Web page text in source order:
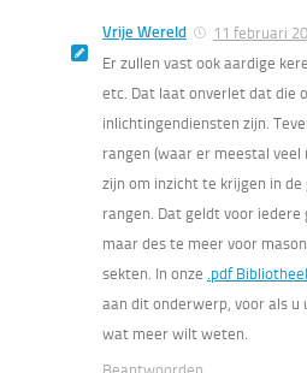
Vrije Wereld
11 februari
Er zullen vast ook aardige
etc. Dat laat onverlet dat die
inlichtingendiensten zijn.
rangen (waar er meestal
zijn om inzicht te krijgen in
rangen. Dat geldt voor
maar des te meer voor
sekten. In onze .pdf
aan dit onderwerp, voor als
wat meer wilt weten.